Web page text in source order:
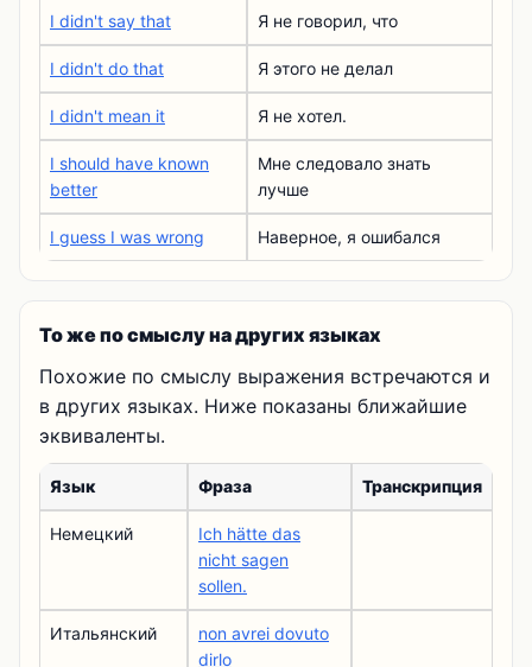
I didn't say that Я не говорил, что
I didn't do that Я этого не делал
I didn't mean it Я не хотел.
I should have known
better
Мне следовало знать
лучше
I guess I was wrong Наверное, я ошибался
То же по смыслу на других языках
Похожие по смыслу выражения встречаются и
в других языках. Ниже показаны ближайшие
эквиваленты.
Язык Фраза Транскрипция
Немецкий
Ich hätte das
nicht sagen
sollen.
Итальянский
non avrei dovuto
dirlo